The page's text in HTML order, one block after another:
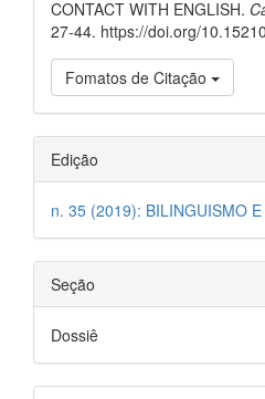
CONTACT WITH ENGLISH.
27-44. https://doi.org/
Fomatos de Citação
Edição
n. 35 (2019): BILINGUISMO
Seção
Dossiê